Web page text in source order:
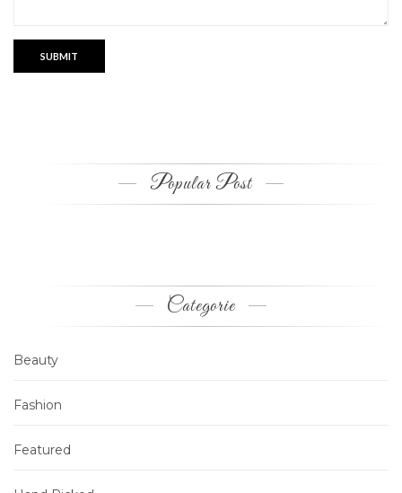
Popular Post
Categorie
Beauty
Fashion
Featured